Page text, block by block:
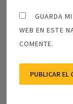
GUARDA
WEB EN ESTE
COMENTE.